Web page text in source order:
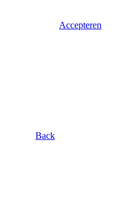
Accepteren
Back